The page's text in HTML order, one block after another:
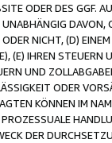
ODER DES GGF.
NICHT, (D)
(E) IHREN
UND
ODER
KÖNNEN IM
DER